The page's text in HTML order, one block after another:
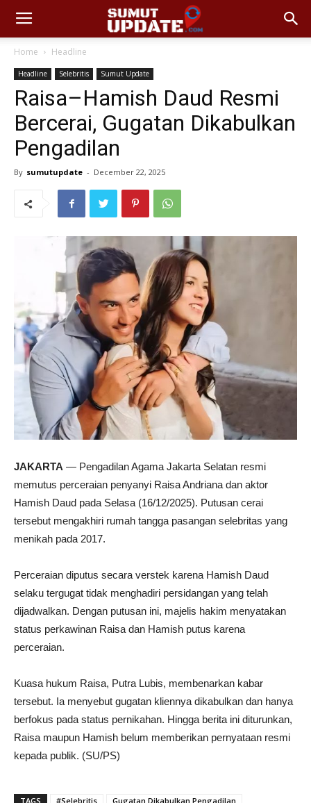
Home Headline
Headline Selebritis Sumut Update
Raisa–Hamish Daud Resmi
Bercerai, Gugatan Dikabulkan
Pengadilan
By sumutupdate - December 22, 2025
JAKARTA — Pengadilan Agama Jakarta Selatan resmi
memutus perceraian penyanyi Raisa Andriana dan aktor
Hamish Daud pada Selasa (16/12/2025). Putusan cerai
tersebut mengakhiri rumah tangga pasangan selebritas yang
menikah pada 2017.
Perceraian diputus secara verstek karena Hamish Daud
selaku tergugat tidak menghadiri persidangan yang telah
dijadwalkan. Dengan putusan ini, majelis hakim menyatakan
status perkawinan Raisa dan Hamish putus karena
perceraian.
Kuasa hukum Raisa, Putra Lubis, membenarkan kabar
tersebut. Ia menyebut gugatan kliennya dikabulkan dan hanya
berfokus pada status pernikahan. Hingga berita ini diturunkan,
Raisa maupun Hamish belum memberikan pernyataan resmi
kepada publik. (SU/PS)
TAGS #Selebritis
Gugatan Dikabulkan Pengadilan